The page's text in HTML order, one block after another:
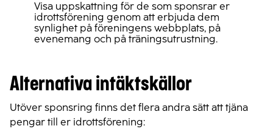
Visa uppskattning för de som sponsrar er
idrottsförening genom att erbjuda dem
synlighet på föreningens webbplats, på
evenemang och på träningsutrustning.
Alternativa intäktskällor
Utöver sponsring finns det flera andra sätt att tjäna
pengar till er idrottsförening: